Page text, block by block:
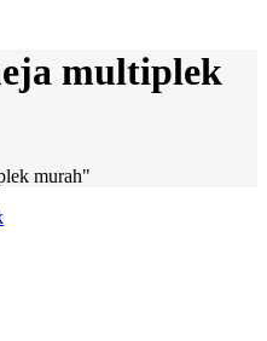
multiplek
murah"